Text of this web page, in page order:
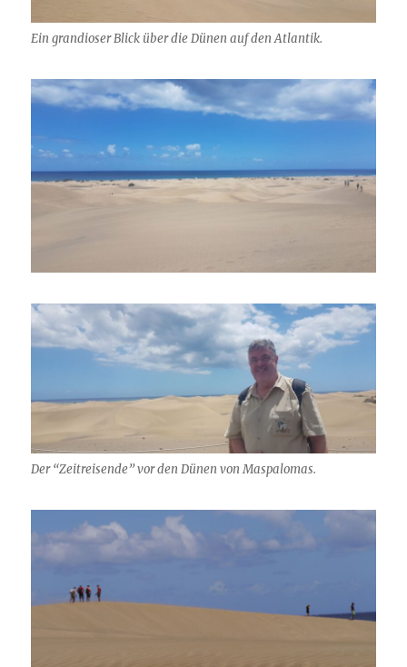
Ein grandioser Blick über die Dünen auf den Atlantik.
Der “Zeitreisende” vor den Dünen von Maspalomas.